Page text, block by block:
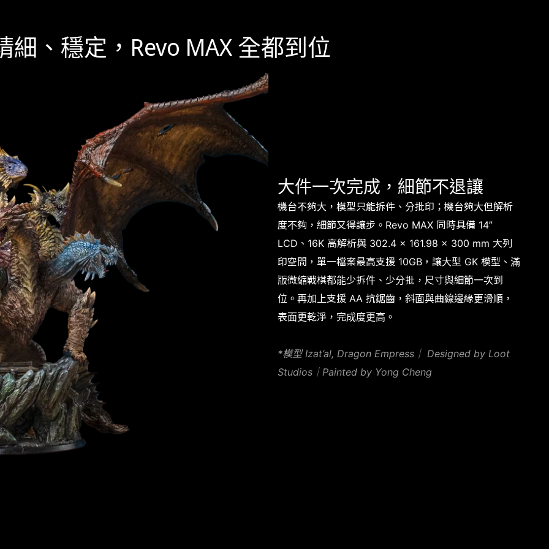
細、穩定，Revo MAX 全都到位
大件一次完成，細節不退讓
機台不夠大，模型只能拆件、分批印；機台夠大但解析
度不夠，細節又得讓步。Revo MAX 同時具備 14”
LCD、16K 高解析與 302.4 × 161.98 × 300 mm 大列
印空間，單一檔案最高支援 10GB，讓大型 GK 模型、滿
版微縮戰棋都能少拆件、少分批，尺寸與細節一次到
位。再加上支援 AA 抗鋸齒，斜面與曲線邊緣更滑順，
表面更乾淨，完成度更高。
*模型 Izat’al, Dragon Empress｜ Designed by Loot
Studios｜Painted by Yong Cheng